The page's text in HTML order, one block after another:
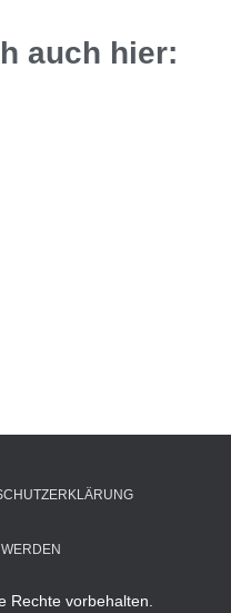
auch hier:
Rechte vorbehalten.